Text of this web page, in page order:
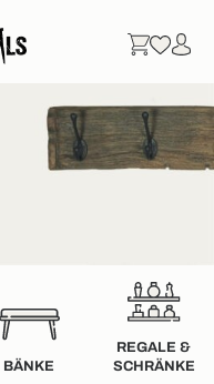
BÄNKE
REGALE &
SCHRÄNKE